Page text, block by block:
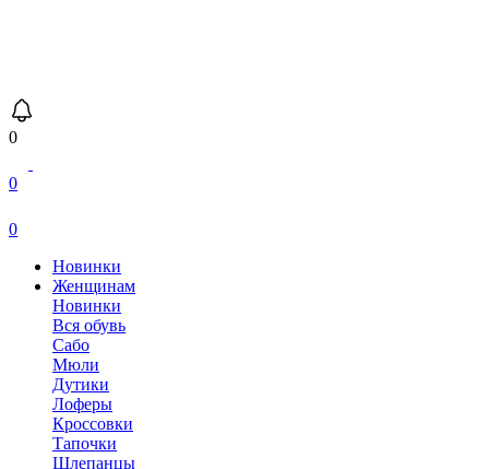
0
0
0
Новинки
Женщинам
Новинки
Вся обувь
Сабо
Мюли
Дутики
Лоферы
Кроссовки
Тапочки
Шлепанцы